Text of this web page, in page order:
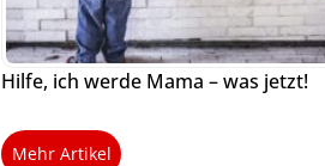
Hilfe, ich werde Mama – was jetzt!
Mehr Artikel